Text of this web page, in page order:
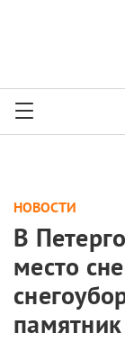
НОВОСТИ
В
место